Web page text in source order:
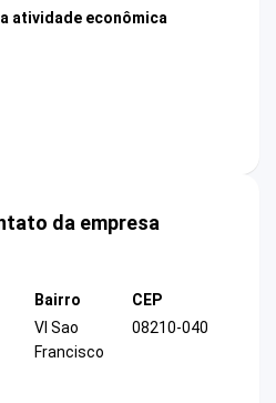
atividade econômica
da empresa
Bairro
Vl Sao
Francisco
CEP
08210-040